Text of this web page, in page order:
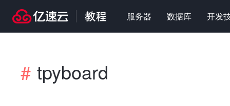
服务器 数据库 开发
# tpyboard